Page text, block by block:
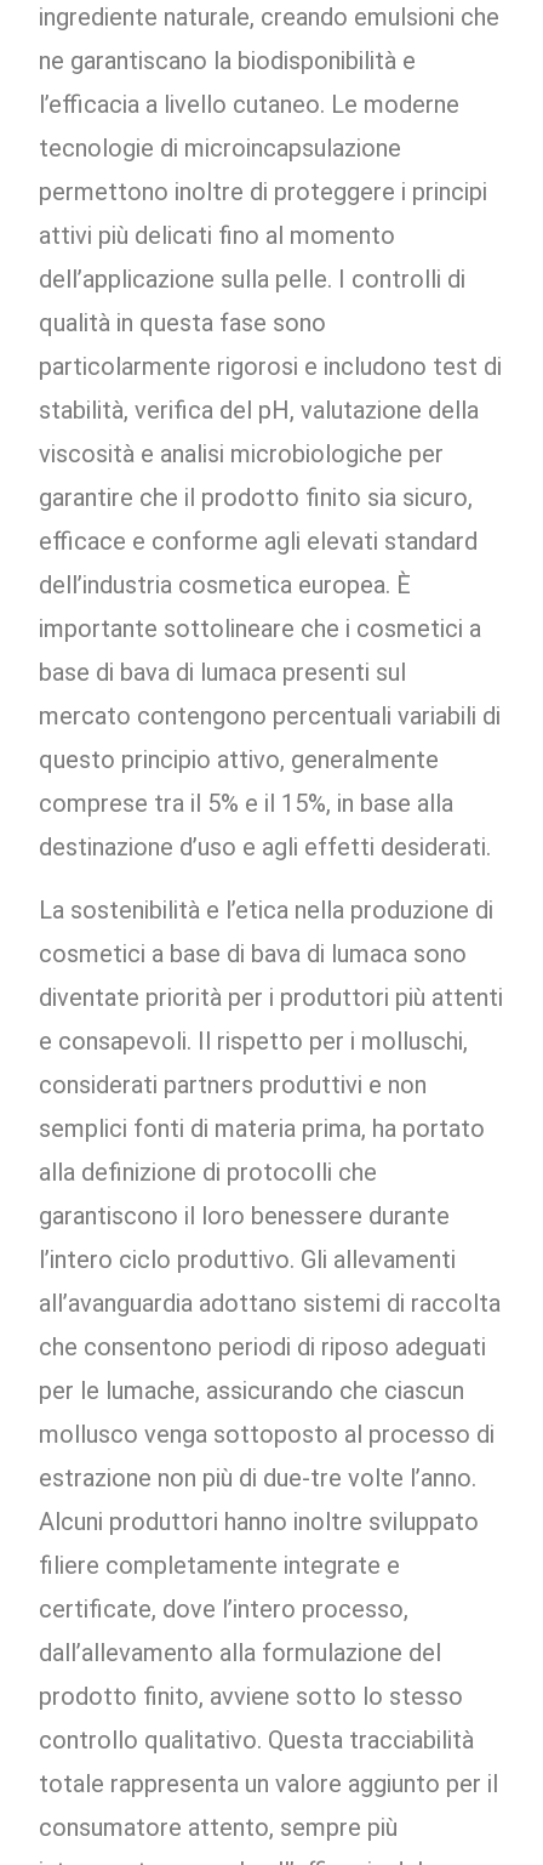
ingrediente naturale, creando emulsioni che
ne garantiscano la biodisponibilità e
l’efficacia a livello cutaneo. Le moderne
tecnologie di microincapsulazione
permettono inoltre di proteggere i principi
attivi più delicati fino al momento
dell’applicazione sulla pelle. I controlli di
qualità in questa fase sono
particolarmente rigorosi e includono test di
stabilità, verifica del pH, valutazione della
viscosità e analisi microbiologiche per
garantire che il prodotto finito sia sicuro,
efficace e conforme agli elevati standard
dell’industria cosmetica europea. È
importante sottolineare che i cosmetici a
base di bava di lumaca presenti sul
mercato contengono percentuali variabili di
questo principio attivo, generalmente
comprese tra il 5% e il 15%, in base alla
destinazione d’uso e agli effetti desiderati.
La sostenibilità e l’etica nella produzione di
cosmetici a base di bava di lumaca sono
diventate priorità per i produttori più attenti
e consapevoli. Il rispetto per i molluschi,
considerati partners produttivi e non
semplici fonti di materia prima, ha portato
alla definizione di protocolli che
garantiscono il loro benessere durante
l’intero ciclo produttivo. Gli allevamenti
all’avanguardia adottano sistemi di raccolta
che consentono periodi di riposo adeguati
per le lumache, assicurando che ciascun
mollusco venga sottoposto al processo di
estrazione non più di due-tre volte l’anno.
Alcuni produttori hanno inoltre sviluppato
filiere completamente integrate e
certificate, dove l’intero processo,
dall’allevamento alla formulazione del
prodotto finito, avviene sotto lo stesso
controllo qualitativo. Questa tracciabilità
totale rappresenta un valore aggiunto per il
consumatore attento, sempre più